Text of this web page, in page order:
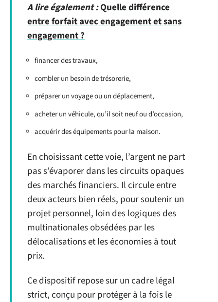
A lire également :Quelle différence
entre forfait avec engagement et sans
engagement ?
financer des travaux,
combler un besoin de trésorerie,
préparer un voyage ou un déplacement,
acheter un véhicule, qu’il soit neuf ou d’occasion,
acquérir des équipements pour la maison.
En choisissant cette voie, l’argent ne part
pas s’évaporer dans les circuits opaques
des marchés financiers. Il circule entre
deux acteurs bien réels, pour soutenir un
projet personnel, loin des logiques des
multinationales obsédées par les
délocalisations et les économies à tout
prix.
Ce dispositif repose sur un cadre légal
strict, conçu pour protéger à la fois le